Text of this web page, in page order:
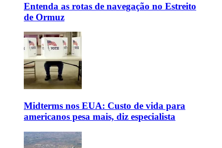
Entenda as rotas de navegação no Estreito
de Ormuz
Midterms nos EUA: Custo de vida para
americanos pesa mais, diz especialista